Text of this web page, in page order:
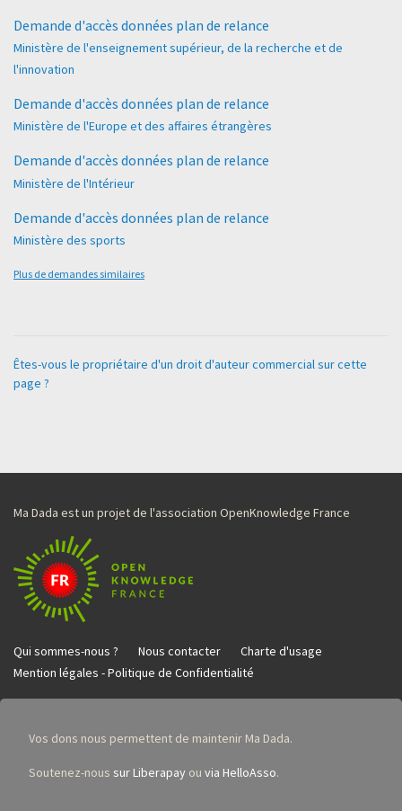
Demande d'accès données plan de relance
Ministère de l'enseignement supérieur, de la recherche et de
l'innovation
Demande d'accès données plan de relance
Ministère de l'Europe et des affaires étrangères
Demande d'accès données plan de relance
Ministère de l'Intérieur
Demande d'accès données plan de relance
Ministère des sports
Plus de demandes similaires
Êtes-vous le propriétaire d'un droit d'auteur commercial sur cette
page ?
Ma Dada est un projet de l'association OpenKnowledge France
Qui sommes-nous ? Nous contacter
Charte d'usage
Mention légales - Politique de Confidentialité
Vos dons nous permettent de maintenir Ma Dada.
Soutenez-nous sur Liberapay ou via HelloAsso.